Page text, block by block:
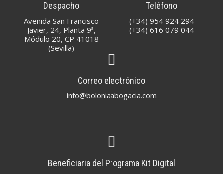
Despacho
Avenida San Francisco
Javier, 24, Planta 9ª,
Módulo 20, CP 41018
(Sevilla)
Teléfono
(+34) 954 924 294
(+34) 616 079 044
Correo electrónico
info@boloniaabogacia.com
Beneficiaria del Programa Kit Digital